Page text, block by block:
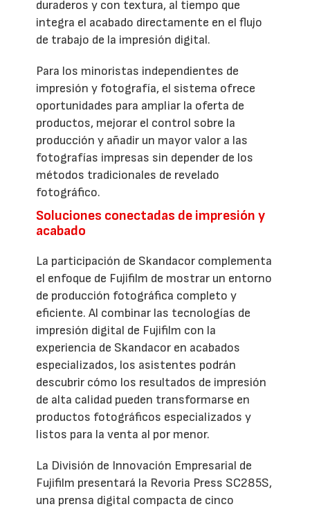
duraderos y con textura, al tiempo que
integra el acabado directamente en el flujo
de trabajo de la impresión digital.
Para los minoristas independientes de
impresión y fotografía, el sistema ofrece
oportunidades para ampliar la oferta de
productos, mejorar el control sobre la
producción y añadir un mayor valor a las
fotografías impresas sin depender de los
métodos tradicionales de revelado
fotográfico.
Soluciones conectadas de impresión y
acabado
La participación de Skandacor complementa
el enfoque de Fujifilm de mostrar un entorno
de producción fotográfica completo y
eficiente. Al combinar las tecnologías de
impresión digital de Fujifilm con la
experiencia de Skandacor en acabados
especializados, los asistentes podrán
descubrir cómo los resultados de impresión
de alta calidad pueden transformarse en
productos fotográficos especializados y
listos para la venta al por menor.
La División de Innovación Empresarial de
Fujifilm presentará la Revoria Press SC285S,
una prensa digital compacta de cinco